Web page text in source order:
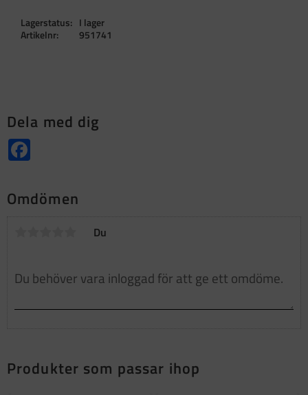
Lagerstatus
I lager
Artikelnr
951741
Dela med dig
Omdömen
Du
Produkter som passar ihop